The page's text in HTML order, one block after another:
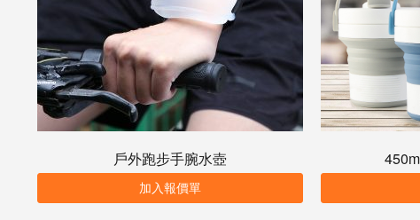
戶外跑步手腕水壺
加入報價單